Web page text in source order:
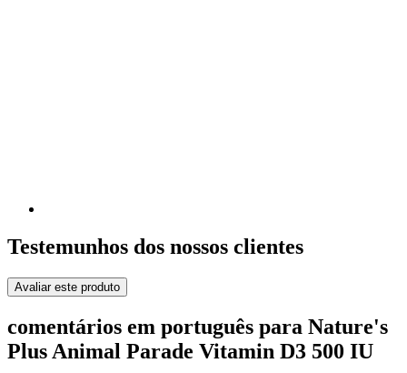
Testemunhos dos nossos clientes
Avaliar este produto
comentários em português para Nature's
Plus Animal Parade Vitamin D3 500 IU